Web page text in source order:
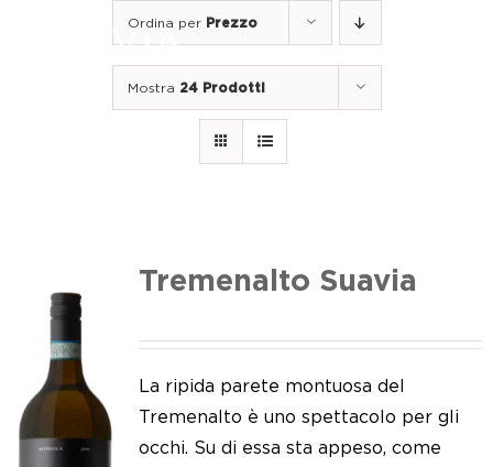
Il nostro lavoro
I nostri vigneti
Tappo a vite
Ordina per Prezzo
Mostra 24 Prodotti
Tremenalto Suavia
La ripida parete montuosa del
Tremenalto è uno spettacolo per gli
occhi. Su di essa sta appeso, come